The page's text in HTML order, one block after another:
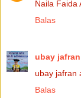
Naila Faida
Balas
ubay
ubay jafran
Balas